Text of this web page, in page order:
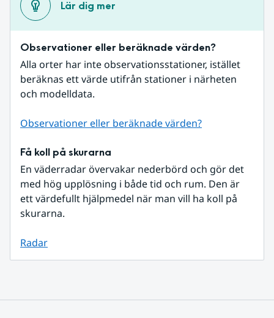
Lär dig mer
Observationer eller beräknade värden?
Alla orter har inte observationsstationer, istället
beräknas ett värde utifrån stationer i närheten
och modelldata.
Observationer eller beräknade värden?
Få koll på skurarna
En väderradar övervakar nederbörd och gör det
med hög upplösning i både tid och rum. Den är
ett värdefullt hjälpmedel när man vill ha koll på
skurarna.
Radar